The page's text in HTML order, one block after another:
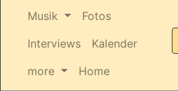
Musik
Fotos
Interviews
Kalender
more
Home